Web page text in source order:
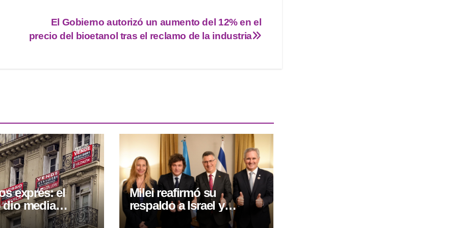
El Gobierno autorizó un aumento del 12% en el
precio del bioetanol tras el reclamo de la industria
exprés: el
dio media
y cambia el
Milei reafirmó su
respaldo a Israel y
condenó los ataques de